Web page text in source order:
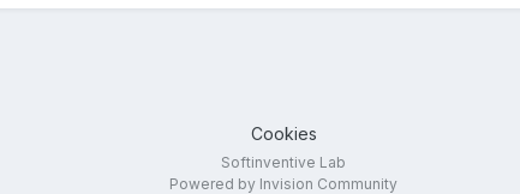
Cookies
Softinventive Lab
Powered by Invision Community